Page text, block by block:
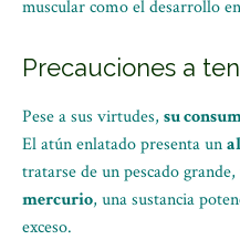
muscular como el desarrollo
Precauciones a
Pese a sus virtudes, su
El atún enlatado presenta un
tratarse de un pescado
mercurio, una sustancia
exceso.